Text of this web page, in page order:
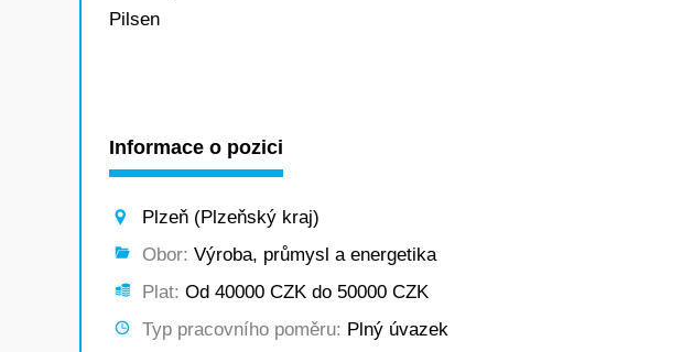
Pilsen
Informace o pozici
Plzeň (Plzeňský kraj)
Obor: Výroba, průmysl a energetika
Plat: Od 40000 CZK do 50000 CZK
Typ pracovního poměru: Plný úvazek